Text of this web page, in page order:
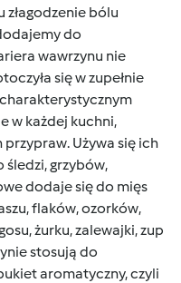
bólu
do
wawrzynu nie
się w zupełnie
w każdej kuchni,
Używa się ich
grzybów,
dodaje się do mięs
flaków, ozorków,
żurku, zalewajki, zup
stosują do
aromatyczny, czyli